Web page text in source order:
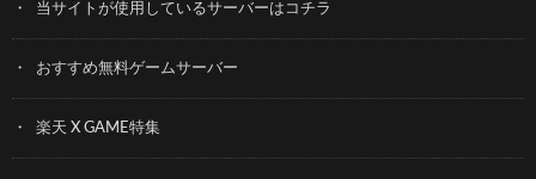
当サイトが使用しているサーバーはコチラ
おすすめ無料ゲームサーバー
楽天 X GAME特集